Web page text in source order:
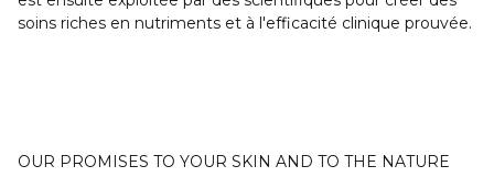
soins riches en nutriments et à l'efficacité clinique prouvée.
OUR PROMISES TO YOUR SKIN AND TO THE NATURE